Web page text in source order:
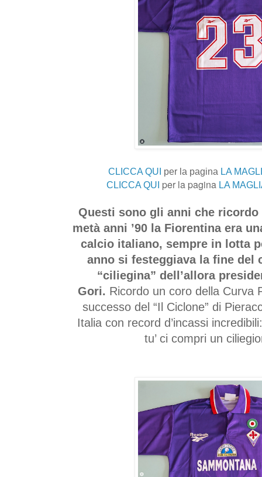
CLICCA QUI per la pagina LA
CLICCA QUI per la pagina LA
Questi sono gli anni che
metà anni ’90 la Fiorentina era
calcio italiano, sempre in lotta
anno si festeggiava la fine del
“ciliegina” dell’allora
Gori. Ricordo un coro della Curva
successo del “Il Ciclone” di
Italia con record d’incassi
tu’ ci compri un